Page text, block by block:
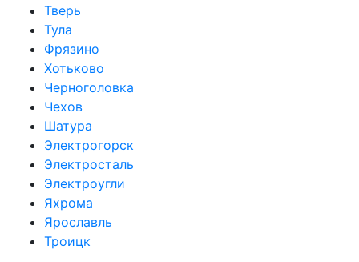
Тверь
Тула
Фрязино
Хотьково
Черноголовка
Чехов
Шатура
Электрогорск
Электросталь
Электроугли
Яхрома
Ярославль
Троицк